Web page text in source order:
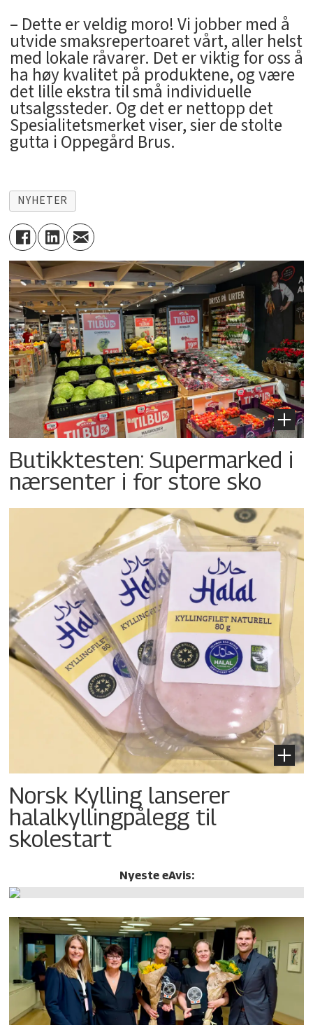
– Dette er veldig moro! Vi jobber med å
utvide smaksrepertoaret vårt, aller helst
med lokale råvarer. Det er viktig for oss å
ha høy kvalitet på produktene, og være
det lille ekstra til små individuelle
utsalgssteder. Og det er nettopp det
Spesialitetsmerket viser, sier de stolte
gutta i Oppegård Brus.
NYHETER
Butikktesten: Supermarked i
nærsenter i for store sko
Norsk Kylling lanserer
halalkylling­pålegg til
skolestart
Nyeste eAvis: